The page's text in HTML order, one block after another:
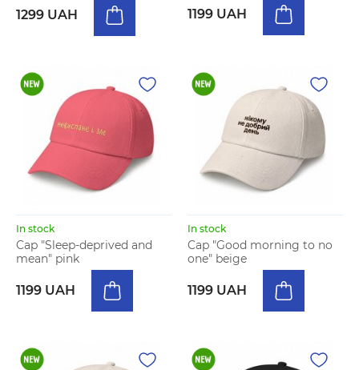
1299 UAH 1199 UAH
In stock
Cap "Sleep-deprived and
mean" pink
1199 UAH
In stock
Cap "Good morning to no
one" beige
1199 UAH